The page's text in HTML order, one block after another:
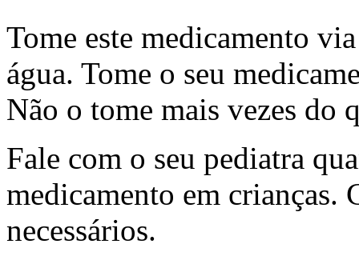
Tome este medicamento
água. Tome o seu
Não o tome mais vezes do
Fale com o seu pediatra
medicamento em crianças.
necessários.